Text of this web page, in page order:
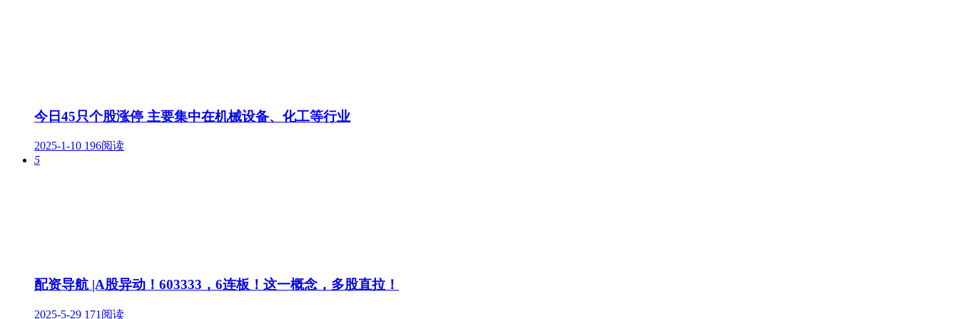
今日45只个股涨停 主要集中在机械设备、化工等行业
2025-1-10 196阅读
5
配资导航 |A股异动！603333，6连板！这一概念，多股直拉！
2025-5-29 171阅读